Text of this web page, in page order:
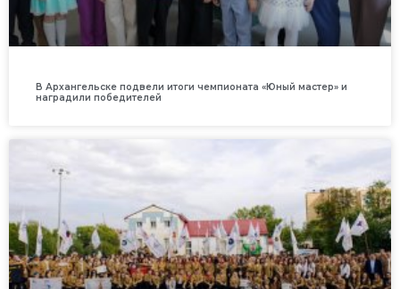
В Архангельске подвели итоги чемпионата «Юный мастер» и
наградили победителей